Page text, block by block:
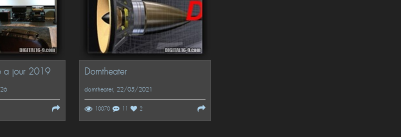
a jour 2019 Domtheater
domtheater, 22/05/2021
10070 11 2